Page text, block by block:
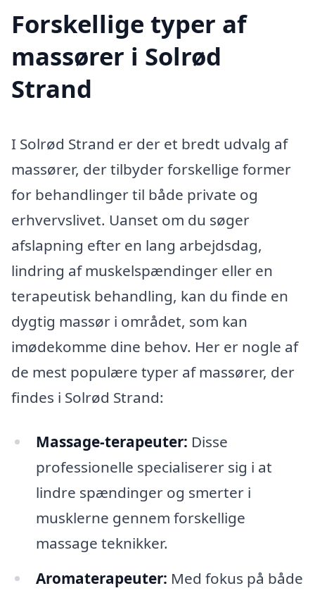
Forskellige typer af
massører i Solrød
Strand
I Solrød Strand er der et bredt udvalg af
massører, der tilbyder forskellige former
for behandlinger til både private og
erhvervslivet. Uanset om du søger
afslapning efter en lang arbejdsdag,
lindring af muskelspændinger eller en
terapeutisk behandling, kan du finde en
dygtig massør i området, som kan
imødekomme dine behov. Her er nogle af
de mest populære typer af massører, der
findes i Solrød Strand:
Massage-terapeuter: Disse
professionelle specialiserer sig i at
lindre spændinger og smerter i
musklerne gennem forskellige
massage teknikker.
Aromaterapeuter: Med fokus på både